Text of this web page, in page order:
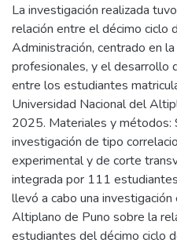
La investigación realizada
relación entre el décimo ciclo
Administración, centrado en
profesionales, y el desarrollo
entre los estudiantes
Universidad Nacional del
2025. Materiales y métodos:
investigación de tipo
experimental y de corte
integrada por 111
llevó a cabo una
Altiplano de Puno sobre la
estudiantes del décimo ciclo